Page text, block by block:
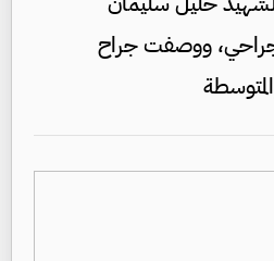
ووصفت جراح